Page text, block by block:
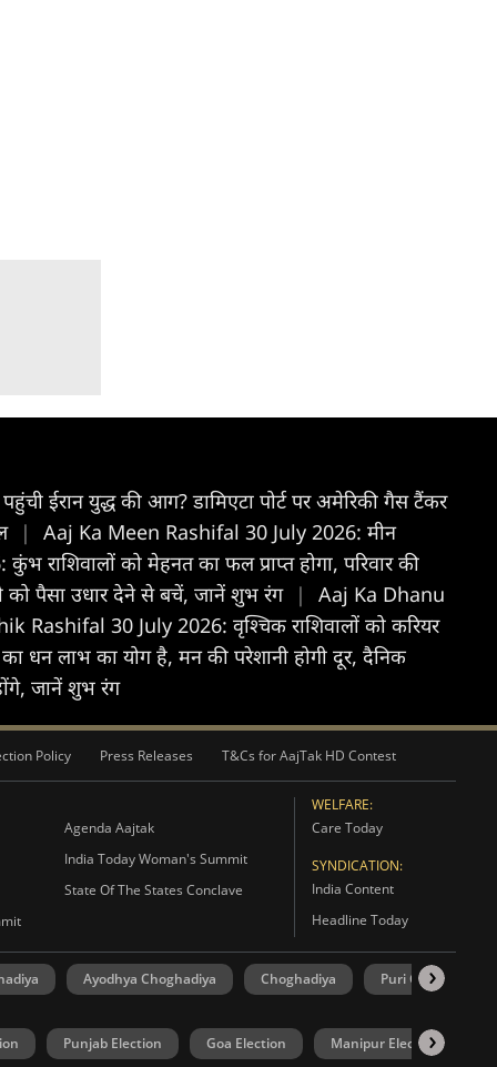
ईरान युद्ध की आग? डामिएटा पोर्ट पर अमेरिकी गैस टैंकर
|
Aaj Ka Meen Rashifal 30 July 2026: मीन
को मेहनत का फल प्राप्त होगा, परिवार की
को पैसा उधार देने से बचें, जानें शुभ रंग |
Aaj Ka Dhanu
Rashifal 30 July 2026: वृश्चिक राशिवालों को करियर
धन लाभ का योग है, मन की परेशानी होगी दूर, दैनिक
जानें शुभ रंग
Policy Press Releases T&Cs for AajTak HD Contest
Agenda Aajtak
India Today Woman's Summit
State Of The States Conclave
WELFARE:
Care Today
SYNDICATION:
India Content
Headline Today
Ayodhya Choghadiya Choghadiya Puri Choghadiya
Punjab Election Goa Election Manipur Election